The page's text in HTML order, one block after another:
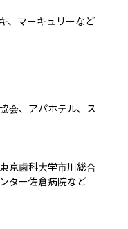
、マーキュリーなど
会、アパホテル、ス
京歯科大学市川総合
ター佐倉病院など